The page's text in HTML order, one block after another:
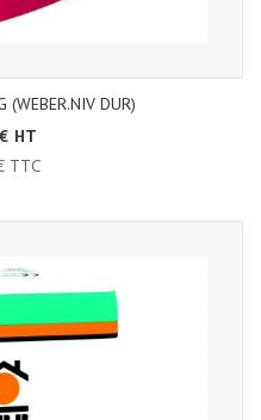
(WEBER.NIV DUR)
HT
TTC